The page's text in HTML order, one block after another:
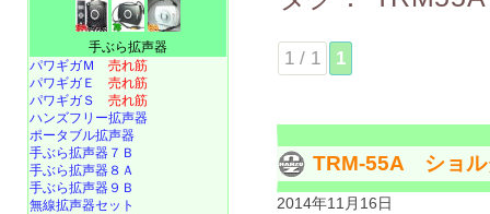
1 / 1 1
TRM-55A ショル
2014年11月16日
手ぶら拡声器
パワギガＭ 売れ筋
パワギガＥ 売れ筋
パワギガＳ 売れ筋
ハンズフリー拡声器
ポータブル拡声器
手ぶら拡声器７Ｂ
手ぶら拡声器８Ａ
手ぶら拡声器９Ｂ
無線拡声器セット